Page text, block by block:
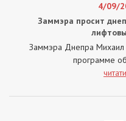
4/09/
Заммэра просит
Заммэра Днепра Михаил
программе